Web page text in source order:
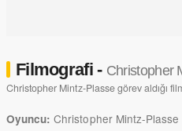
Filmografi - Christopher
Christopher Mintz-Plasse görev aldığı
Oyuncu: Christopher Mintz-Plasse